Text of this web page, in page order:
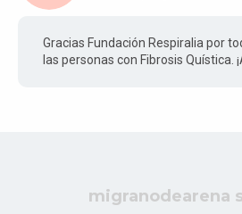
Gracias Fundación Respiralia por
las personas con Fibrosis Quística.
migranodearena